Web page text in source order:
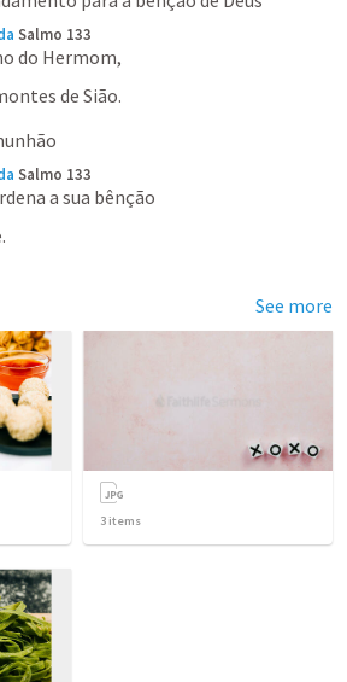
Salmo 133
do Hermom,
de Sião.
Salmo 133
a sua bênção
See more
3 items